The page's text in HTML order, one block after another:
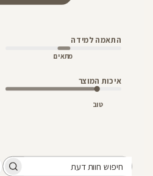
התאמה למידה
מתאים
איכות המוצר
טוב